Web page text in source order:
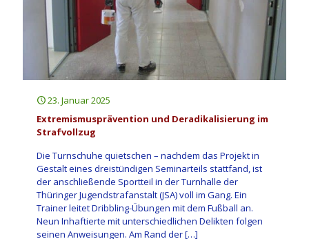
23. Januar 2025
Extremismusprävention und Deradikalisierung im
Strafvollzug
Die Turnschuhe quietschen – nachdem das Projekt in
Gestalt eines dreistündigen Seminarteils stattfand, ist
der anschließende Sportteil in der Turnhalle der
Thüringer Jugendstrafanstalt (JSA) voll im Gang. Ein
Trainer leitet Dribbling-Übungen mit dem Fußball an.
Neun Inhaftierte mit unterschiedlichen Delikten folgen
seinen Anweisungen. Am Rand der[…]